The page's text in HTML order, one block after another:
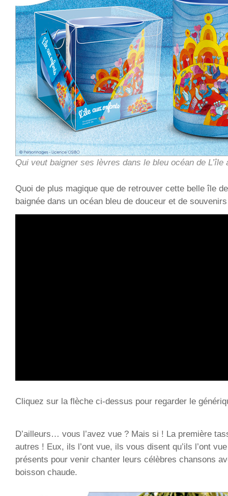
Qui veut baigner ses lèvres dans le bleu océan de L’île
Quoi de plus magique que de retrouver cette belle île
baignée dans un océan bleu de douceur et de
Cliquez sur la flèche ci-dessus pour regarder le
D’ailleurs… vous l’avez vue ? Mais si ! La première
autres ! Eux, ils l’ont vue, ils vous disent qu’ils l’ont
présents pour venir chanter leurs célèbres chansons
boisson chaude.